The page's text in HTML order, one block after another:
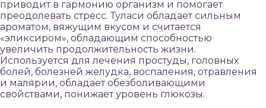
приводит в гармонию организм и помогает
преодолевать стресс. Туласи обладает сильным
ароматом, вяжущим вкусом и считается
«эликсиром», обладающим способностью
увеличить продолжительность жизни.
Используется для лечения простуды, головных
болей, болезней желудка, воспаления, отравления
и малярии, обладает обезболивающими
свойствами, понижает уровень глюкозы.